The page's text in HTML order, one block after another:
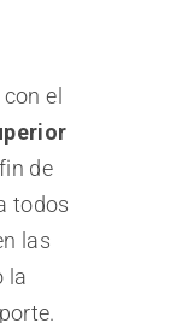
el
de
todos
las
la